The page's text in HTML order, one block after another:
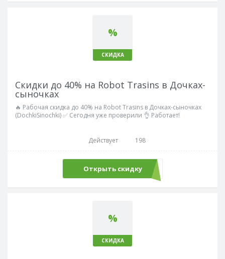
%
СКИДКА
Скидки до 40% на Robot Trasins в Дочках-
сыночках
🔥 Рабочая скидка до 40% на Robot Trasins в Дочках-сыночках
(DochkiSinochki) ✅ Сегодня уже проверили 👌 Работает!
Действует 198
Открыть скидку
%
СКИДКА